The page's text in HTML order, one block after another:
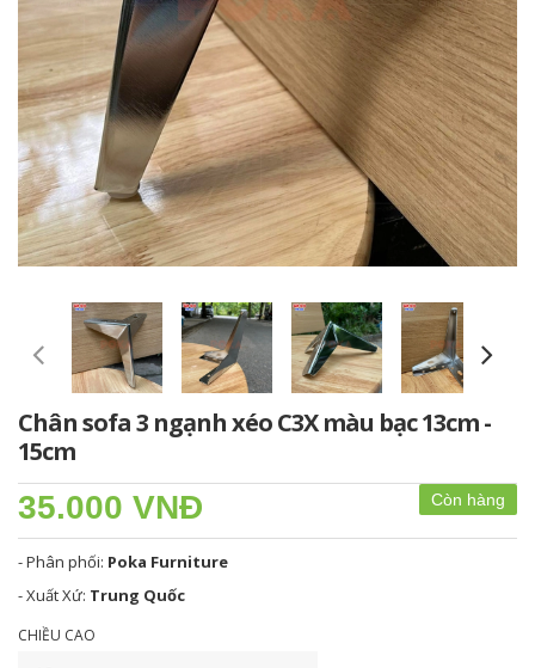
Chân sofa 3 ngạnh xéo C3X màu bạc 13cm -
15cm
Còn hàng
35.000 VNĐ
- Phân phối: Poka Furniture
- Xuất Xứ: Trung Quốc
CHIỀU CAO